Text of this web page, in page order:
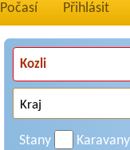
Počasí Přihlásit
Stany Karavany